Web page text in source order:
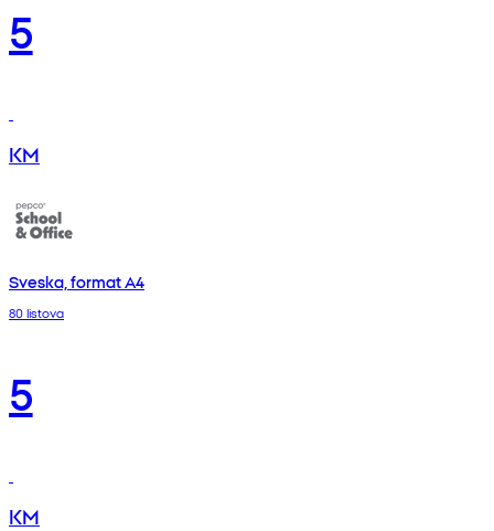
5
KM
Sveska, format A4
80 listova
5
KM